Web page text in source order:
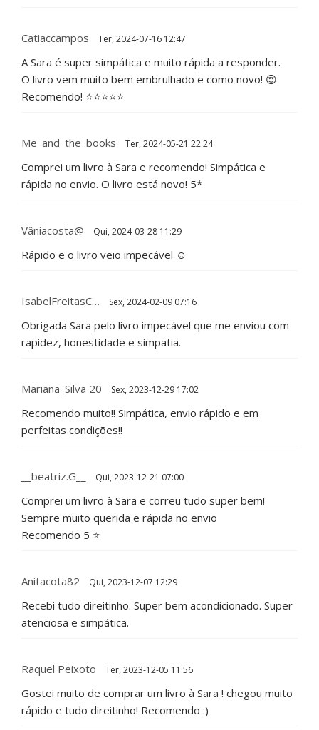
Catiaccampos Ter, 2024-07-16 12:47
A Sara é super simpática e muito rápida a responder.
O livro vem muito bem embrulhado e como novo! 😍
Recomendo! ⭐⭐⭐⭐⭐
Me_and_the_books Ter, 2024-05-21 22:24
Comprei um livro à Sara e recomendo! Simpática e
rápida no envio. O livro está novo! 5*
Vâniacosta@ Qui, 2024-03-28 11:29
Rápido e o livro veio impecável ☺️
IsabelFreitasC… Sex, 2024-02-09 07:16
Obrigada Sara pelo livro impecável que me enviou com
rapidez, honestidade e simpatia.
Mariana_Silva 20 Sex, 2023-12-29 17:02
Recomendo muito!! Simpática, envio rápido e em
perfeitas condições!!
__beatriz.g__ Qui, 2023-12-21 07:00
Comprei um livro à Sara e correu tudo super bem!
Sempre muito querida e rápida no envio
Recomendo 5 ⭐️
Anitacota82 Qui, 2023-12-07 12:29
Recebi tudo direitinho. Super bem acondicionado. Super
atenciosa e simpática.
Raquel Peixoto Ter, 2023-12-05 11:56
Gostei muito de comprar um livro à Sara ! chegou muito
rápido e tudo direitinho! Recomendo :)